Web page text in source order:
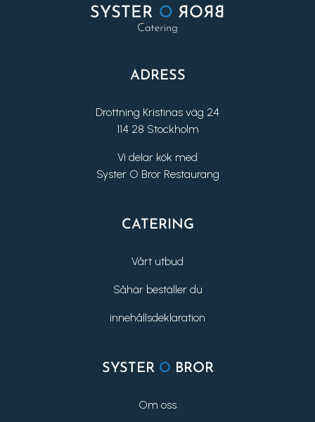
ADRESS
Drottning Kristinas väg 24
114 28 Stockholm
Vi delar kök med
Syster O Bror Restaurang
CATERING
Vårt utbud
Såhär beställer du
innehållsdeklaration
SYSTER O BROR
Om oss